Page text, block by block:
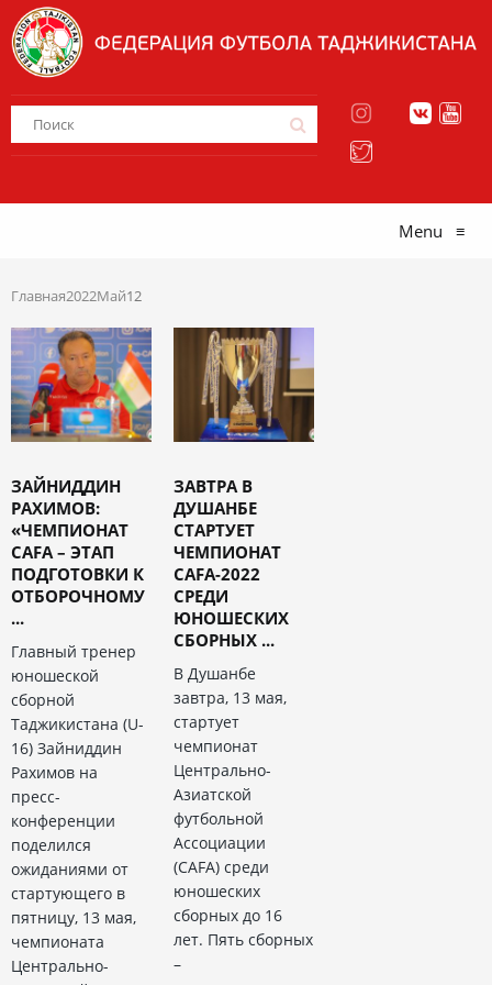
Menu ≡
Главная2022Май12
ЗАЙНИДДИН
РАХИМОВ:
«ЧЕМПИОНАТ
CAFA – ЭТАП
ПОДГОТОВКИ К
ОТБОРОЧНОМУ
...
Главный тренер
юношеской
сборной
Таджикистана (U-
16) Зайниддин
Рахимов на
пресс-
конференции
поделился
ожиданиями от
стартующего в
пятницу, 13 мая,
чемпионата
Центрально-
ЗАВТРА В
ДУШАНБЕ
СТАРТУЕТ
ЧЕМПИОНАТ
CAFA-2022
СРЕДИ
ЮНОШЕСКИХ
СБОРНЫХ ...
В Душанбе
завтра, 13 мая,
стартует
чемпионат
Центрально-
Азиатской
футбольной
Ассоциации
(CAFA) среди
юношеских
сборных до 16
лет. Пять сборных
–